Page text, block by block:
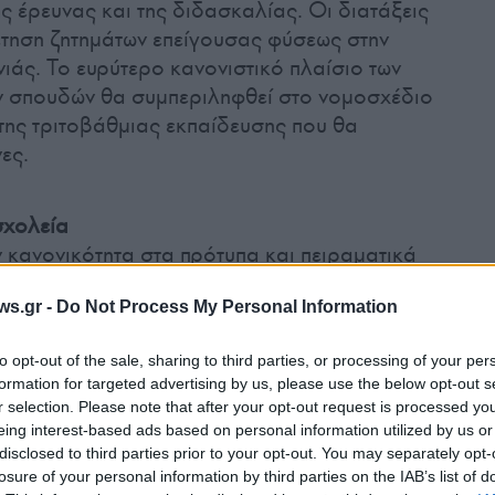
- Do Not Process My Personal Information
opt-out of the sale, sharing to third parties, or processing of your
for targeted advertising by us, please use the below opt-out
selection. Please note that after your opt-out request is processed
interest-based ads based on personal information utilized by us
to third parties prior to your opt-out. You may separately
of your personal information by third parties on the IAB’s list of
έρευνας και της διδασκαλίας. Οι διατάξεις
ζητημάτων επείγουσας φύσεως στην
Το ευρύτερο κανονιστικό πλαίσιο των
σπουδών θα συμπεριληφθεί στο νομοσχέδιο
τριτοβάθμιας εκπαίδευσης που θα
στα πρότυπα και πειραματικά
ρύθμιση για περαιτέρω ενίσχυση τους.
ενισχύει τα Πρότυπα και Πειραματικά
εκ νέου, μεγαλύτερη ελευθερία στη
Περαιτέρω, ενδυναμώνουμε
με τη ρύθμιση της μεταβατικής λειτουργίας
Εποπτικών Συμβουλίων (ΕΠΕΣ) των
ουσία τη δράση των ΠΠΣ. Είναι κεντρική
μας θέση, όχι μόνο η